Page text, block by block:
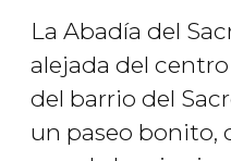
La Abadía del
alejada del
del barrio del
un paseo bonito,